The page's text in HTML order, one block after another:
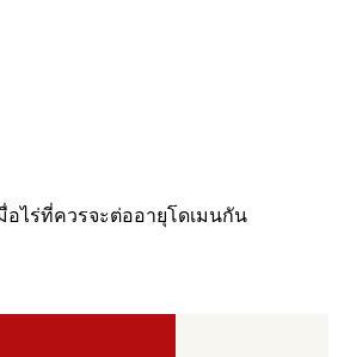
อไร่ที่ควรจะต่ออายุโดเมนกัน